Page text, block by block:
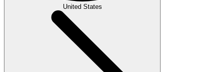
United States